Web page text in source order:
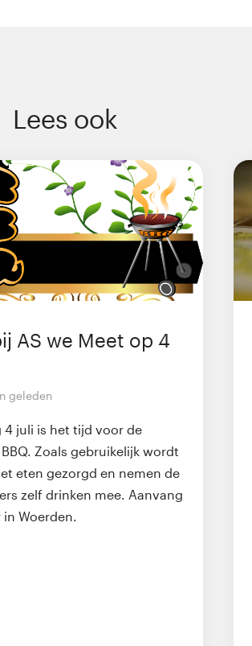
Lees ook
AS we Meet op 4
geleden
4 juli is het tijd voor de
Zoals gebruikelijk wordt
eten gezorgd en nemen de
zelf drinken mee. Aanvang
in Woerden.